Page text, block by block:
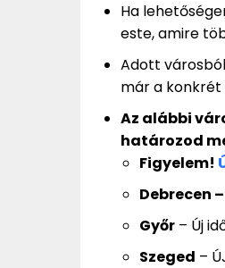
Ha
este, amire
Adott
már a
Az alábbi
határozod
Figyelem!
Debrecen –
Győr – Új
Szeged –